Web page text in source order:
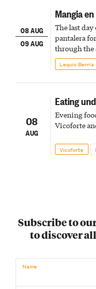
08 AUG
09 AUG
Mangia en
The last
pantalera
through the
fireworks
Lequio Berria
08
AUG
Eating
Evening
Vicoforte
Vicoforte
Subscribe to
to discover
Name